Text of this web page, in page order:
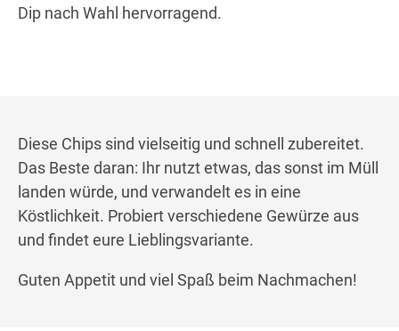
Dip nach Wahl hervorragend.
Diese Chips sind vielseitig und schnell zubereitet.
Das Beste daran: Ihr nutzt etwas, das sonst im Müll
landen würde, und verwandelt es in eine
Köstlichkeit. Probiert verschiedene Gewürze aus
und findet eure Lieblingsvariante.
Guten Appetit und viel Spaß beim Nachmachen!